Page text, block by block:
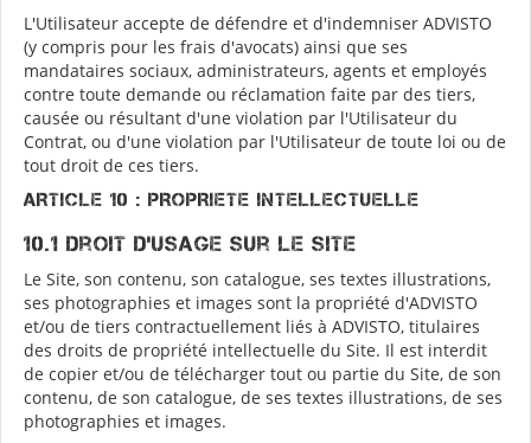
L'Utilisateur accepte de défendre et d'indemniser ADVISTO
(y compris pour les frais d'avocats) ainsi que ses
mandataires sociaux, administrateurs, agents et employés
contre toute demande ou réclamation faite par des tiers,
causée ou résultant d'une violation par l'Utilisateur du
Contrat, ou d'une violation par l'Utilisateur de toute loi ou de
tout droit de ces tiers.
ARTICLE 10 : PROPRIETE INTELLECTUELLE
10.1 Droit d'usage sur le Site
Le Site, son contenu, son catalogue, ses textes illustrations,
ses photographies et images sont la propriété d'ADVISTO
et/ou de tiers contractuellement liés à ADVISTO, titulaires
des droits de propriété intellectuelle du Site. Il est interdit
de copier et/ou de télécharger tout ou partie du Site, de son
contenu, de son catalogue, de ses textes illustrations, de ses
photographies et images.